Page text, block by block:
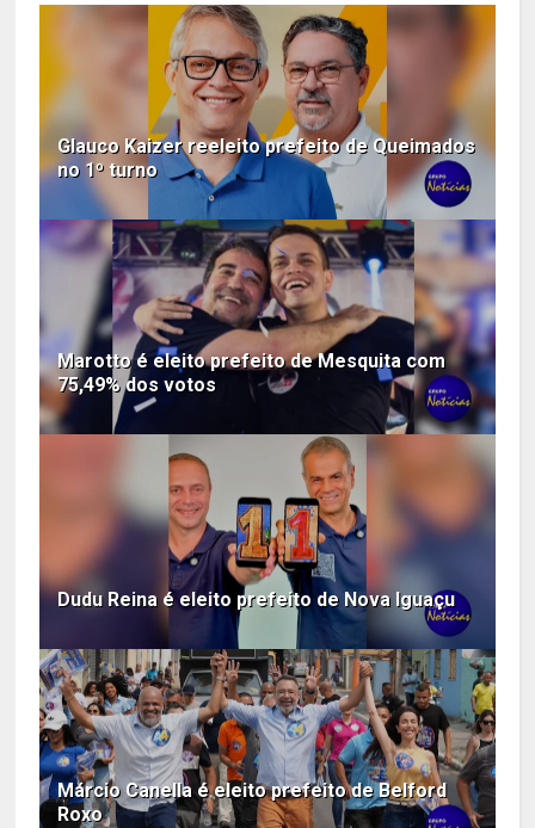
Glauco Kaizer reeleito prefeito de Queimados
no 1º turno
Marotto é eleito prefeito de Mesquita com
75,49% dos votos
Dudu Reina é eleito prefeito de Nova Iguaçu
Márcio Canella é eleito prefeito de Belford
Roxo